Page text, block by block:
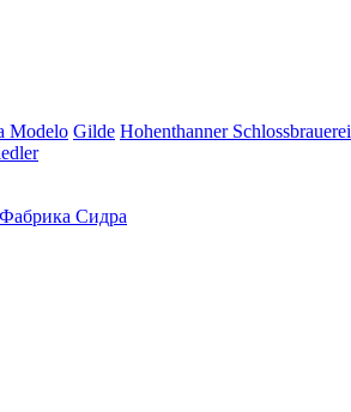
Modelo Gilde Hohenthanner Schlossbrauerei
Фабрика Сидра